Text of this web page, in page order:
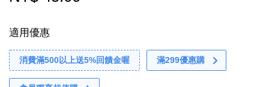
適用優惠
消費滿500以上送5%回饋金喔 滿299優惠購